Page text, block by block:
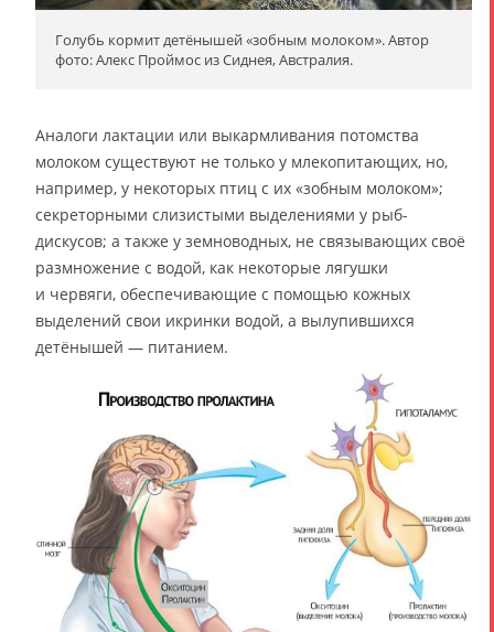
Голубь кормит детёнышей «зобным молоком». Автор
фото: Алекс Проймос из Сиднея, Австралия.
Аналоги лактации или выкармливания потомства
молоком существуют не только у млекопитающих, но,
например, у некоторых птиц с их «зобным молоком»;
секреторными слизистыми выделениями у рыб-
дискусов; а также у земноводных, не связывающих своё
размножение с водой, как некоторые лягушки
и червяги, обеспечивающие с помощью кожных
выделений свои икринки водой, а вылупившихся
детёнышей — питанием.